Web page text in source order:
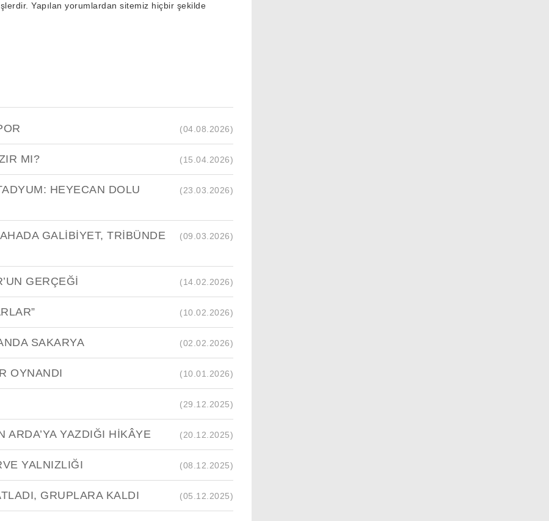
Yapılan yorumlardan sitemiz hiçbir şekilde
(04.08.2026)
MI? (15.04.2026)
HEYECAN DOLU
(23.03.2026)
GALİBİYET, TRİBÜNDE
(09.03.2026)
GERÇEĞİ (14.02.2026)
(10.02.2026)
SAKARYA (02.02.2026)
OYNANDI (10.01.2026)
(29.12.2025)
ARDA’YA YAZDIĞI HİKÂYE (20.12.2025)
YALNIZLIĞI (08.12.2025)
GRUPLARA KALDI (05.12.2025)